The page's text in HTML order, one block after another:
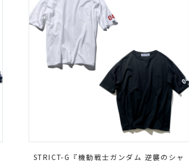
STRICT-G『機動戦士ガンダム 逆襲のシャ